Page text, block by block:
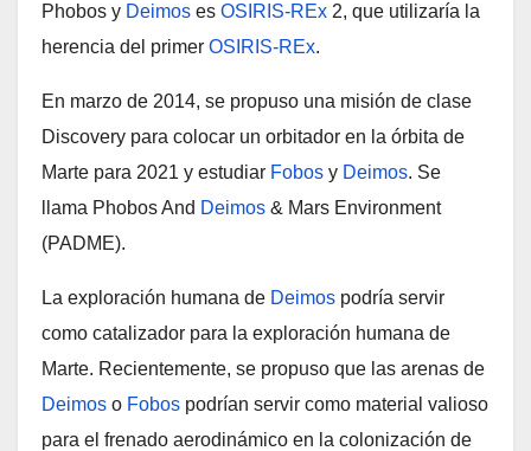
Phobos y Deimos es OSIRIS-REx 2, que utilizaría la
herencia del primer OSIRIS-REx.
En marzo de 2014, se propuso una misión de clase
Discovery para colocar un orbitador en la órbita de
Marte para 2021 y estudiar Fobos y Deimos. Se
llama Phobos And Deimos & Mars Environment
(PADME).
La exploración humana de Deimos podría servir
como catalizador para la exploración humana de
Marte. Recientemente, se propuso que las arenas de
Deimos o Fobos podrían servir como material valioso
para el frenado aerodinámico en la colonización de